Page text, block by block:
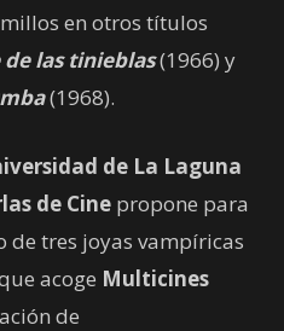
en otros títulos
las tinieblas(1966) y
(1968).
de La Laguna
de Cine propone para
de tres joyas vampíricas
acoge Multicines
de